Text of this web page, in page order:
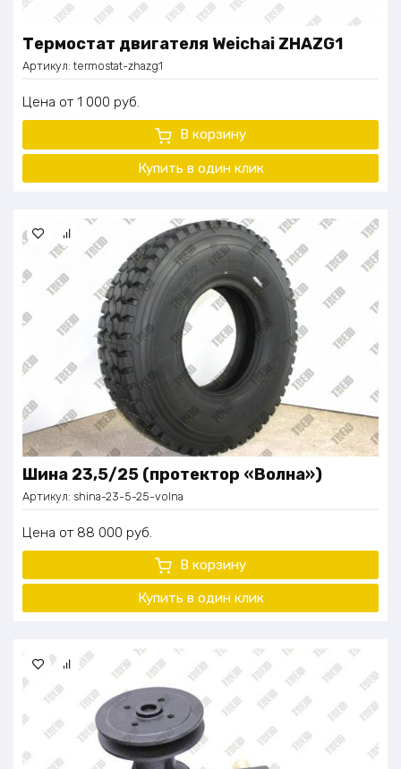
Термостат двигателя Weichai ZHAZG1
Артикул: termostat-zhazg1
Цена 1 000 руб.
В корзину
Купить в один клик
Шина 23,5/25 (протектор «Волна»)
Артикул: shina-23-5-25-volna
Цена 88 000 руб.
В корзину
Купить в один клик